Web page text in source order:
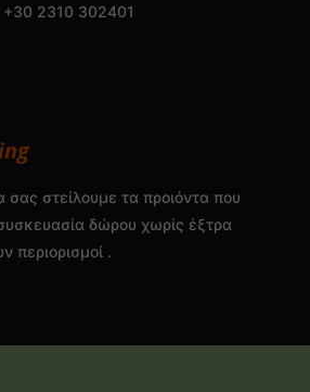
2310 302401
σας στείλουμε τα προιόντα που
δώρου χωρίς έξτρα
περιορισμοί .